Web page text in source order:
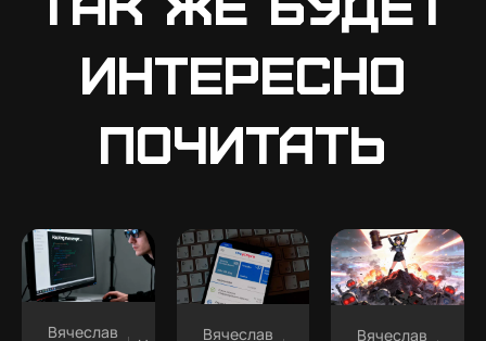
интересно
почитать
Вячеслав
Вячеслав
Вячеслав